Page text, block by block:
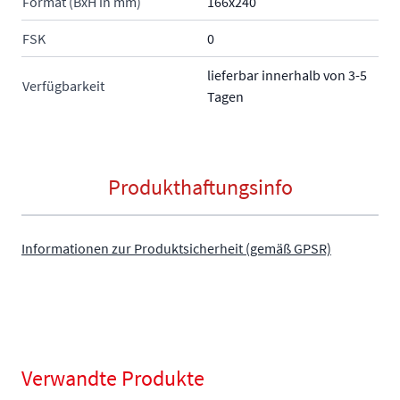
FSK 0
Verfügbarkeit
lieferbar innerhalb von 3-5
Tagen
Produkthaftungsinfo
Informationen zur Produktsicherheit (gemäß GPSR)
Verwandte Produkte